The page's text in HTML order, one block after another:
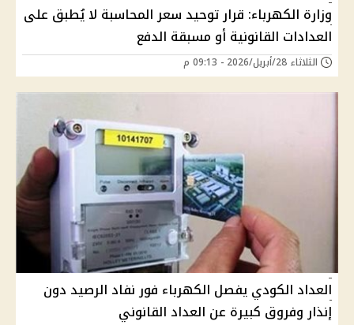
وزارة الكهرباء: قرار توحيد سعر المحاسبة لا يُطبق على
العدادات القانونية أو مسبقة الدفع
الثلاثاء 28/أبريل/2026 - 09:13 م
العداد الكودي يفصل الكهرباء فور نفاد الرصيد دون
إنذار وفروق كبيرة عن العداد القانوني